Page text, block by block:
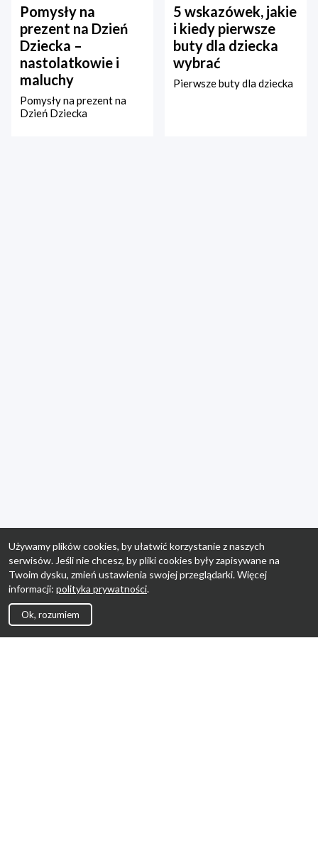
Pomysły na
prezent na Dzień
Dziecka –
nastolatkowie i
maluchy
Pomysły na prezent na
Dzień Dziecka
5 wskazówek, jakie
i kiedy pierwsze
buty dla dziecka
wybrać
Pierwsze buty dla dziecka
Używamy plików cookies, by ułatwić korzystanie z naszych
serwisów. Jeśli nie chcesz, by pliki cookies były zapisywane na
Twoim dysku, zmień ustawienia swojej przeglądarki. Więcej
informacji: polityka prywatności.
Ok, rozumiem